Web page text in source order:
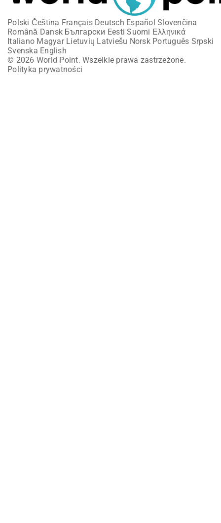
Polski Čeština Français Deutsch Español Slovenčina
Română Dansk Български Eesti Suomi Ελληνικά
Italiano Magyar Lietuvių Latviešu Norsk Português Srpski
Svenska English
© 2026 World Point. Wszelkie prawa zastrzeżone.
Polityka prywatności